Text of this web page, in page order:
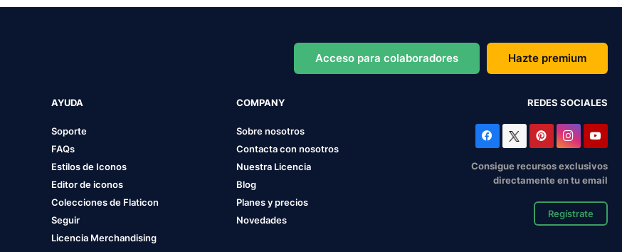
Acceso para colaboradores Hazte premium
AYUDA
Soporte
FAQs
Estilos de Iconos
Editor de iconos
Colecciones de Flaticon
Seguir
Licencia Merchandising
COMPANY
Sobre nosotros
Contacta con nosotros
Nuestra Licencia
Blog
Planes y precios
Novedades
REDES SOCIALES
Consigue recursos exclusivos
directamente en tu email
Regístrate